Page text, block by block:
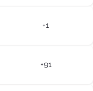
+1
+91